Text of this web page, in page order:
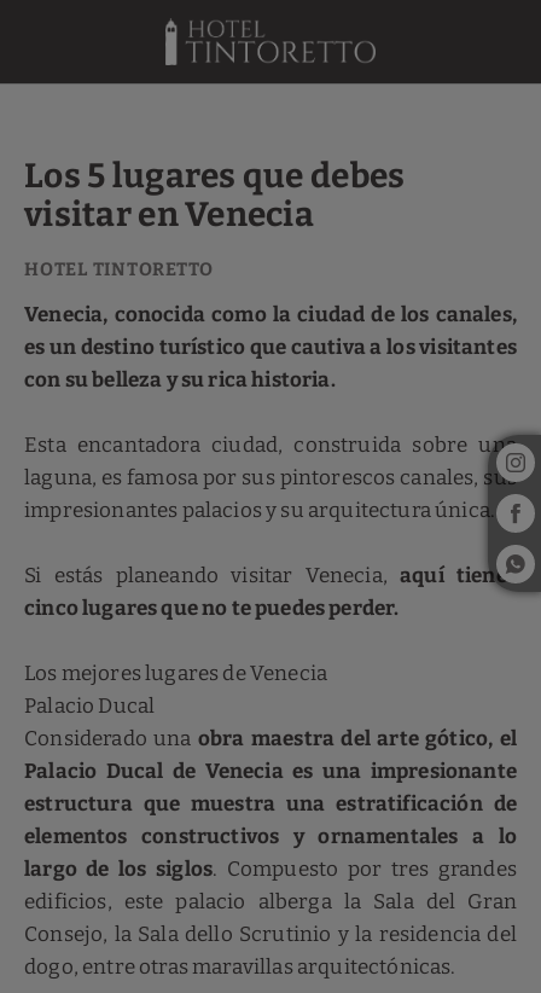
Los 5 lugares que debes
visitar en Venecia
Venecia, conocida como la ciudad de los canales,
es un destino turístico que cautiva a los visitantes
con su belleza y su rica historia.
Esta encantadora ciudad, construida sobre una
laguna, es famosa por sus pintorescos canales, sus
impresionantes palacios y su arquitectura única.
Si estás planeando visitar Venecia,aquí tienes
cinco lugares que no te puedes perder.
Los mejores lugares de Venecia
Palacio Ducal
Considerado una obra maestra del arte gótico, el
Palacio Ducal de Venecia es una impresionante
estructura que muestra una estratificación de
elementos constructivos y ornamentales a lo
largo de los siglos. Compuesto por tres grandes
edificios, este palacio alberga la Sala del Gran
Consejo, la Sala dello Scrutinio y la residencia del
dogo, entre otras maravillas arquitectónicas.